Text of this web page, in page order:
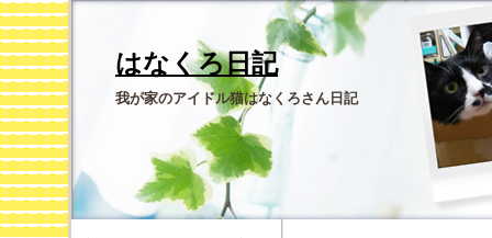
はなくろ日記
我が家のアイドル猫はなくろさん日記